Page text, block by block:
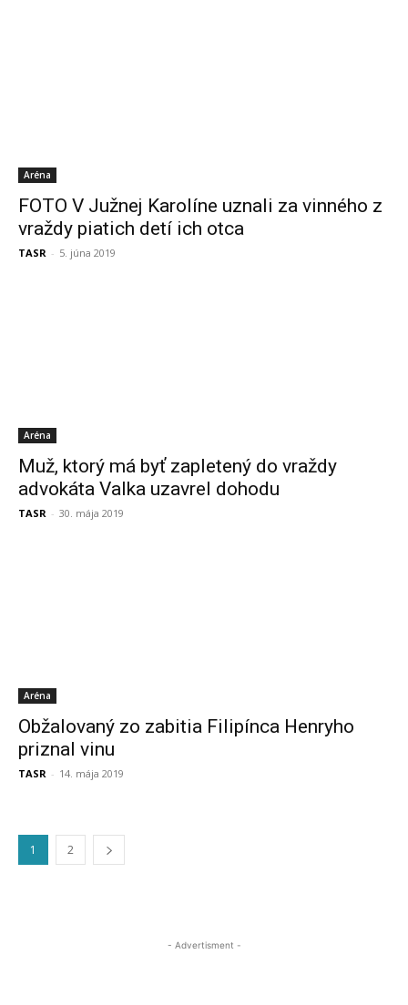
Aréna
FOTO V Južnej Karolíne uznali za vinného z
vraždy piatich detí ich otca
TASR - 5. júna 2019
Aréna
Muž, ktorý má byť zapletený do vraždy
advokáta Valka uzavrel dohodu
TASR - 30. mája 2019
Aréna
Obžalovaný zo zabitia Filipínca Henryho
priznal vinu
TASR - 14. mája 2019
1 2
- Advertisment -